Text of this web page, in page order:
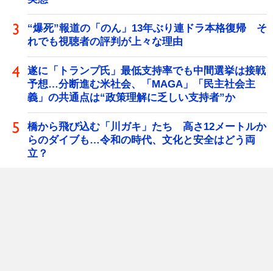
“爆死”報道の「のん」13年ぶり連ドラ本格復帰 そ
れでも視聴者の評判が上々な理由
遂に「トランプ氏」最低支持率でも中間選挙は接戦
予想…分断進む米社会、「MAGA」「民主社会主
義」の共通点は“政策理解に乏しい支持者”か
橋から飛び込む「川ガキ」たち 高さ12メートルか
らのダイブも…令和の時代、文化と安全はどう両
立？